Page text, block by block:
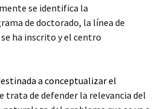
se identifica la
de doctorado, la línea de
ha inscrito y el centro
a conceptualizar el
trata de defender la relevancia del